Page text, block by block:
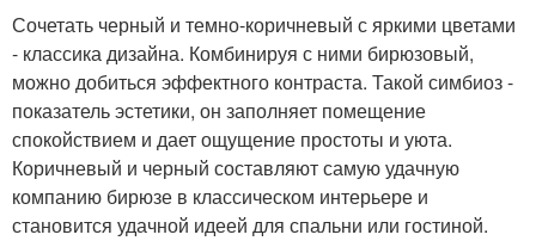
Сочетать черный и темно-коричневый с яркими цветами
- классика дизайна. Комбинируя с ними бирюзовый,
можно добиться эффектного контраста. Такой симбиоз -
показатель эстетики, он заполняет помещение
спокойствием и дает ощущение простоты и уюта.
Коричневый и черный составляют самую удачную
компанию бирюзе в классическом интерьере и
становится удачной идеей для спальни или гостиной.